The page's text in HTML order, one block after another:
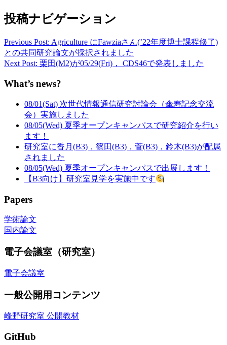
投稿ナビゲーション
Previous Post: Agriculture にFawziaさん(’22年度博士課程修了)
との共同研究論文が採択されました
Next Post: 栗田(M2)が05/29(Fri)， CDS46で発表しました
What’s news?
08/01(Sat) 次世代情報通信研究討論会（傘寿記念交流
会）実施しました
08/05(Wed) 夏季オープンキャンパスで研究紹介を行い
ます！
研究室に香月(B3)，篠田(B3)，菅(B3)，鈴木(B3)が配属
されました
08/05(Wed) 夏季オープンキャンパスで出展します！
【B3向け】研究室見学を実施中です
Papers
学術論文
国内論文
電子会議室（研究室）
電子会議室
一般公開用コンテンツ
峰野研究室 公開教材
GitHub